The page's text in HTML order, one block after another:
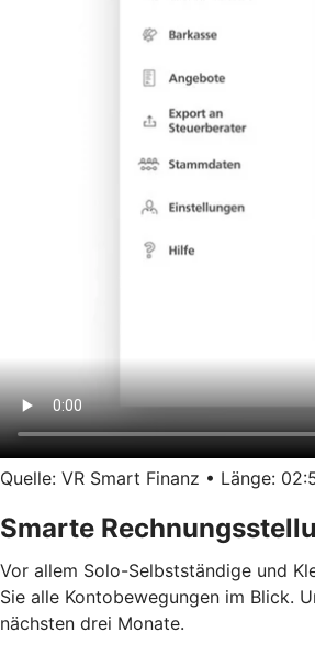
Quelle: VR Smart Finanz • Länge:
Smarte
Vor allem Solo-Selbstständige und
Sie alle Kontobewegungen im Blick.
nächsten drei Monate.